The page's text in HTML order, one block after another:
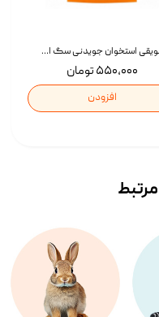
تشویقی استخوان جویدنی سگ اسنکی کرانچی با طعم مرغ Snacky Crunchy Munchy وزن 100 گرم
۵۵۰,۰۰۰ تومان
افزودن